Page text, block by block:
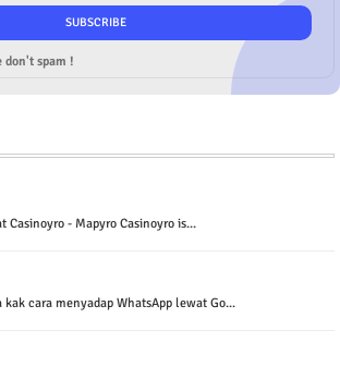
don't spam !
Casinoyro - Mapyro Casinoyro is...
cara menyadap WhatsApp lewat Go...